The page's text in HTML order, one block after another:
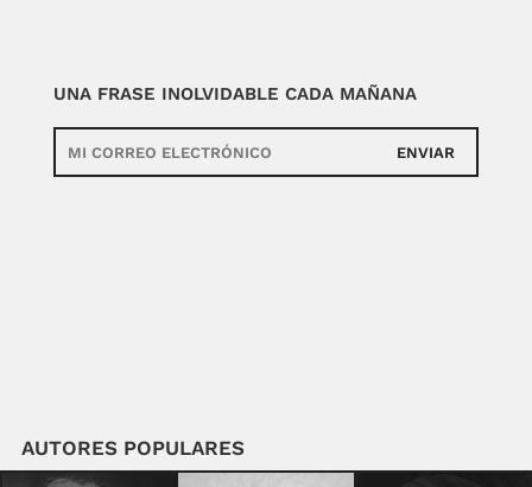
UNA FRASE INOLVIDABLE CADA MAÑANA
ENVIAR
AUTORES POPULARES